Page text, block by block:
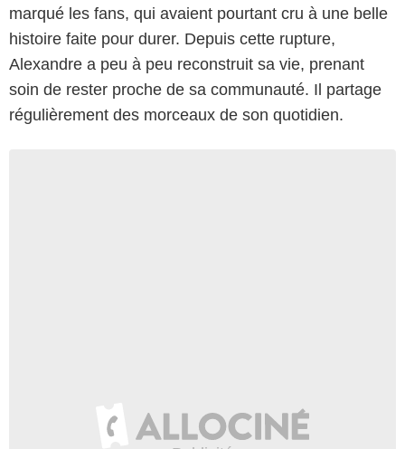
marqué les fans, qui avaient pourtant cru à une belle
histoire faite pour durer. Depuis cette rupture,
Alexandre a peu à peu reconstruit sa vie, prenant
soin de rester proche de sa communauté. Il partage
régulièrement des morceaux de son quotidien.